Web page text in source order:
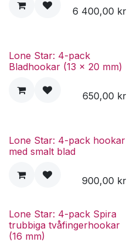
6 400,00 kr
Lone Star: 4-pack
Bladhookar (13 x 20 mm)
650,00 kr
Lone Star: 4-pack hookar
med smalt blad
900,00 kr
Lone Star: 4-pack Spira
trubbiga tvåfingerhookar
(16 mm)